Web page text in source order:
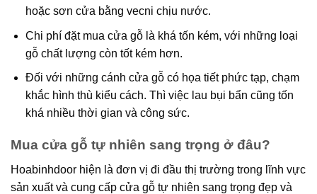
hoặc sơn cửa bằng vecni chịu nước.
Chi phí đặt mua cửa gỗ là khá tốn kém, với những loại
gỗ chất lượng còn tốt kém hơn.
Đối với những cánh cửa gỗ có họa tiết phức tạp, chạm
khắc hình thù kiểu cách. Thì việc lau bụi bẩn cũng tốn
khá nhiều thời gian và công sức.
Mua cửa gỗ tự nhiên sang trọng ở đâu?
Hoabinhdoor hiện là đơn vị đi đầu thị trường trong lĩnh vực
sản xuất và cung cấp cửa gỗ tự nhiên sang trọng đẹp và